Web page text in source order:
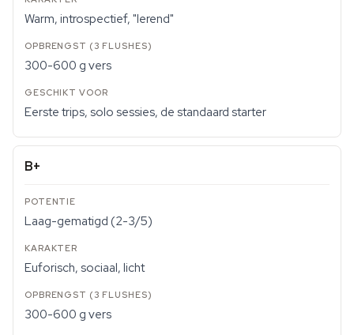
Warm, introspectief, "lerend"
300-600 g vers
Eerste trips, solo sessies, de standaard starter
B+
Laag-gematigd (2-3/5)
Euforisch, sociaal, licht
300-600 g vers